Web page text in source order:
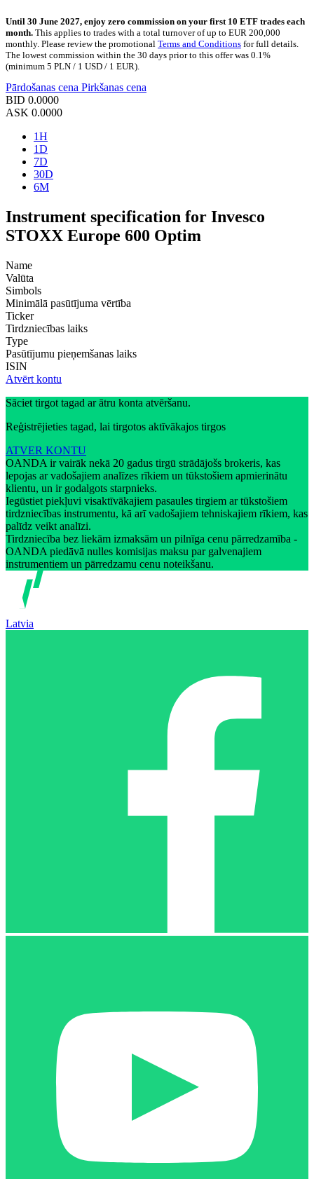
Until 30 June 2027, enjoy zero commission on your first 10 ETF trades each
month. This applies to trades with a total turnover of up to EUR 200,000
monthly. Please review the promotional Terms and Conditions for full details.
The lowest commission within the 30 days prior to this offer was 0.1%
(minimum 5 PLN / 1 USD / 1 EUR).
Pārdošanas cena Pirkšanas cena
BID 0.0000
ASK 0.0000
1H
1D
7D
30D
6M
Instrument specification for Invesco
STOXX Europe 600 Optim
Name
Valūta
Simbols
Minimālā pasūtījuma vērtība
Ticker
Tirdzniecības laiks
Type
Pasūtījumu pieņemšanas laiks
ISIN
Atvērt kontu
Sāciet tirgot tagad ar ātru konta atvēršanu.
Reģistrējieties tagad, lai tirgotos aktīvākajos tirgos
ATVER KONTU
OANDA ir vairāk nekā 20 gadus tirgū strādājošs brokeris, kas
lepojas ar vadošajiem analīzes rīkiem un tūkstošiem apmierinātu
klientu, un ir godalgots starpnieks.
Iegūstiet piekļuvi visaktīvākajiem pasaules tirgiem ar tūkstošiem
tirdzniecības instrumentu, kā arī vadošajiem tehniskajiem rīkiem, kas
palīdz veikt analīzi.
Tirdzniecība bez liekām izmaksām un pilnīga cenu pārredzamība -
OANDA piedāvā nulles komisijas maksu par galvenajiem
instrumentiem un pārredzamu cenu noteikšanu.
Latvia